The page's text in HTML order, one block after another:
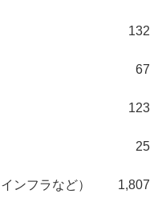
132
67
123
25
ンフラなど） 1,807